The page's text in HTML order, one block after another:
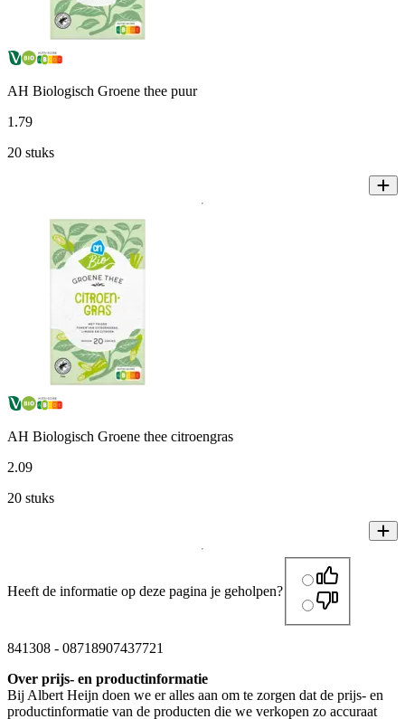
AH Biologisch Groene thee puur
1 .79
20 stuks
AH Biologisch Groene thee citroengras
2.09
20 stuks
Heeft de informatie op deze pagina je geholpen?
841308 - 08718907437721
Over prijs- en productinformatie
Bij Albert Heijn doen we er alles aan om te zorgen dat de prijs- en
productinformatie van de producten die we verkopen zo accuraat